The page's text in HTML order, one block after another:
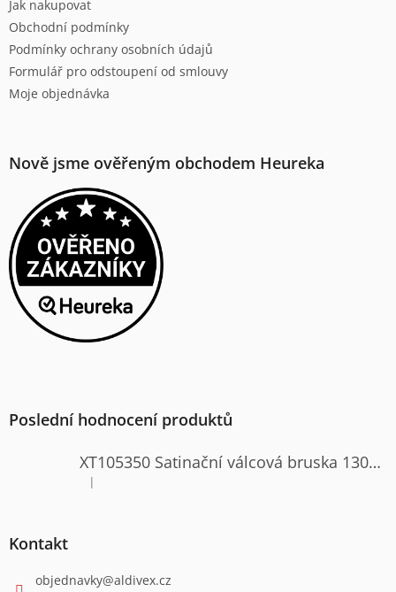
Jak nakupovat
Obchodní podmínky
Podmínky ochrany osobních údajů
Formulář pro odstoupení od smlouvy
Moje objednávka
Nově jsme ověřeným obchodem Heureka
Poslední hodnocení produktů
XT105350 Satinační válcová bruska 1300W
Hodnocení produktu je 4 z 5 hvězdiček.
|
Kontakt
objednavky@aldivex.cz